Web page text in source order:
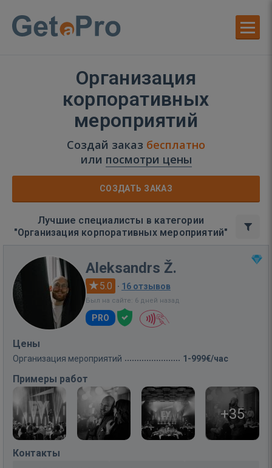
Организация
корпоративных
мероприятий
Создай заказ бесплатно
или посмотри цены
СОЗДАТЬ ЗАКАЗ
Лучшие специалисты в категории
"Организация корпоративных мероприятий"
Aleksandrs Ž.
5.0 · 16 отзывов
Был на сайте: 6 дней назад
PRO
Цены
Организация мероприятий 1-999€/час
Примеры работ
+35
Контакты